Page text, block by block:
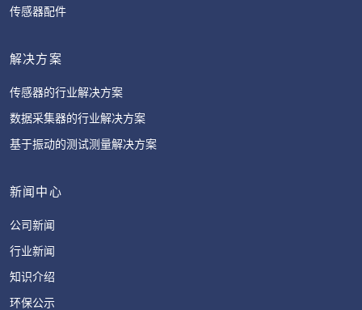
传感器配件
解决方案
传感器的行业解决方案
数据采集器的行业解决方案
基于振动的测试测量解决方案
新闻中心
公司新闻
行业新闻
知识介绍
环保公示